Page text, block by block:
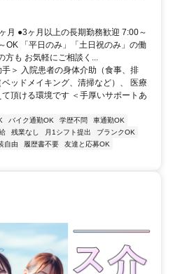
武線 鹿島田西口徒歩約12分 車・バイ
月 ●3ヶ月以上の長期勤務歓迎 7:00～
「平日のみ」「土日祝のみ」の働
方も お気軽にご相談く...
＞ 入院患者の身体介助（食事、排
ッドメイキング、清掃など）、 医療
頂ける環境です ＜手厚いサポートあ
バイク通勤OK 学歴不問
車通勤OK
残業なし 月1シフト提出
ブランクOK
自由 履歴書不要
友達と応募OK